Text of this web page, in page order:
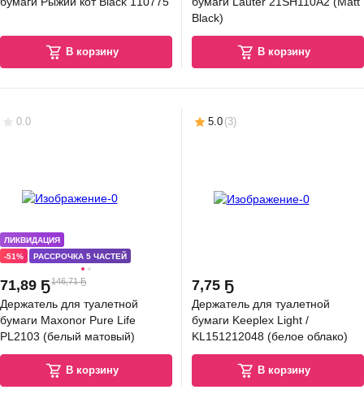
В корзину
Black)
В корзину
0.0
-51% РАССРОЧКА 5 ЧАСТЕЙ
ЛИКВИДАЦИЯ
71,89 Ҕ146,71 Ҕ
Держатель для туалетной
бумаги Maxonor Pure Life
PL2103 (белый матовый)
В корзину
5.0 (3)
7,75 Ҕ
Держатель для туалетной
бумаги Keeplex Light /
KL151212048 (белое облако)
В корзину